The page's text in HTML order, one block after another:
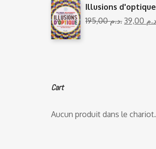
Illusions d'optique
195,00
د.م. 39,00
Cart
Aucun produit dans le chariot.